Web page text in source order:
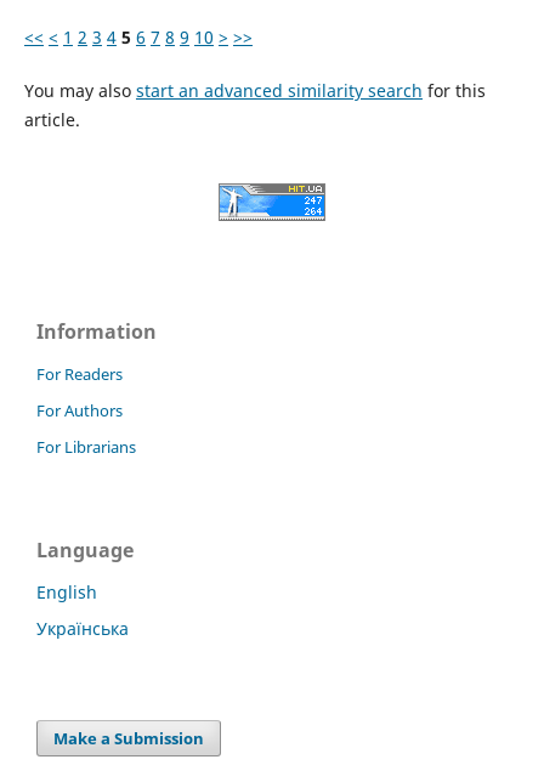
<< < 1 2 3 4 5 6 7 8 9 10 > >>
You may also start an advanced similarity search for this
article.
Information
For Readers
For Authors
For Librarians
Language
English
Українська
Make a Submission